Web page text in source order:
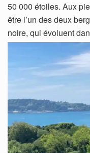
50 000 étoiles. Aux
être l’un des deux
noire, qui évoluent